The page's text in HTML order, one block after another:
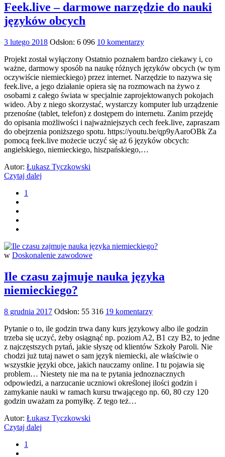
Feek.live – darmowe narzędzie do nauki
języków obcych
3 lutego 2018 Odsłon: 6 096 10 komentarzy
Projekt został wyłączony Ostatnio poznałem bardzo ciekawy i, co
ważne, darmowy sposób na naukę różnych języków obcych (w tym
oczywiście niemieckiego) przez internet. Narzędzie to nazywa się
feek.live, a jego działanie opiera się na rozmowach na żywo z
osobami z całego świata w specjalnie zaprojektowanych pokojach
wideo. Aby z niego skorzystać, wystarczy komputer lub urządzenie
przenośne (tablet, telefon) z dostępem do internetu. Zanim przejdę
do opisania możliwości i najważniejszych cech feek.live, zapraszam
do obejrzenia poniższego spotu. https://youtu.be/qp9yAaroOBk Za
pomocą feek.live możecie uczyć się aż 6 języków obcych:
angielskiego, niemieckiego, hiszpańskiego,…
Autor: Łukasz Tyczkowski
Czytaj dalej
1
w Doskonalenie zawodowe
Ile czasu zajmuje nauka języka
niemieckiego?
8 grudnia 2017 Odsłon: 55 316 19 komentarzy
Pytanie o to, ile godzin trwa dany kurs językowy albo ile godzin
trzeba się uczyć, żeby osiągnąć np. poziom A2, B1 czy B2, to jedne
z najczęstszych pytań, jakie słyszę od klientów Szkoły Paroli. Nie
chodzi już tutaj nawet o sam język niemiecki, ale właściwie o
wszystkie języki obce, jakich nauczamy online. I tu pojawia się
problem… Niestety nie ma na te pytania jednoznacznych
odpowiedzi, a narzucanie uczniowi określonej ilości godzin i
zamykanie nauki w ramach kursu trwającego np. 60, 80 czy 120
godzin uważam za pomyłkę. Z tego też…
Autor: Łukasz Tyczkowski
Czytaj dalej
1